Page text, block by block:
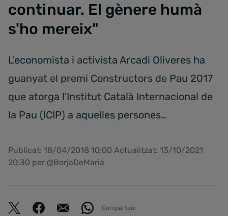
continuar. El gènere humà
s'ho mereix"
L'economista i activista Arcadi Oliveres ha
guanyat el premi Constructors de Pau 2017
que atorga l'Institut Català Internacional de
la Pau (ICIP) a aquelles persones…
Publicat: 18/04/2018 10:00 Actualitzat: 13/10/2021
20:30 per @BorjaDeMaria
Comparteix